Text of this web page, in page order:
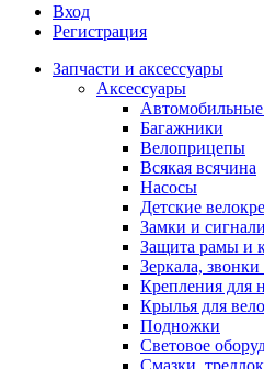
Вход
Регистрация
Запчасти и аксессуары
Аксессуары
Багажники
Велоприцепы
Всякая всячина
Насосы
Детские
Замки и
Защита рамы и
Зеркала,
Крепления для
Крылья для
Подножки
Световое
Смазки,